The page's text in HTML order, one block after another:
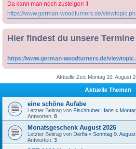
Da kann man noch zusteigen !!
https://www.german-woodturners.de/
Hier findest du unsere Termine
https://www.german-woodturners.de/
Aktuelle Zeit: Montag 10. August
Aktuelle Themen
eine schöne Aufabe
Letzter Beitrag von Fischhuber Hans «
Antworten: 8
Monatsgeschenk August 2026
Letzter Beitrag von Derfla « Sonntag 9.
Antworten: 3